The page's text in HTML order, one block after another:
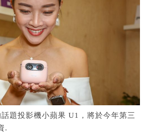
題投影機小蘋果 U1，將於今年第三
.